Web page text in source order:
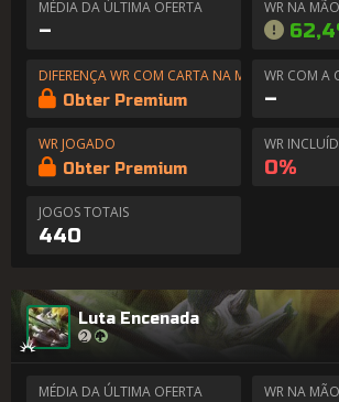
MÉDIA DA ÚLTIMA OFERTA
–
WR NA MÃO
DIFERENÇA WR COM CARTA NA MÃO
Obter Premium
WR COM A
–
WR JOGADO
Obter Premium
WR
0%
JOGOS TOTAIS
440
Luta Encenada
MÉDIA DA ÚLTIMA OFERTA WR NA MÃO